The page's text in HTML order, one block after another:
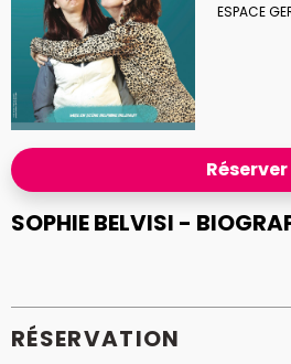
ESPACE
Réserver
SOPHIE BELVISI -
RÉSERVATION